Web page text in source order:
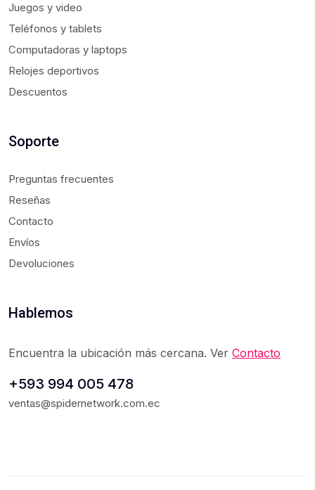
Juegos y video
Teléfonos y tablets
Computadoras y laptops
Relojes deportivos
Descuentos
Soporte
Preguntas frecuentes
Reseñas
Contacto
Envíos
Devoluciones
Hablemos
Encuentra la ubicación más cercana. Ver Contacto
+593 994 005 478
ventas@spidernetwork.com.ec